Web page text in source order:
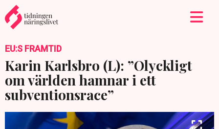
EU:S FRAMTID
Karin Karlsbro (L): ”Olyckligt
om världen hamnar i ett
subventionsrace”